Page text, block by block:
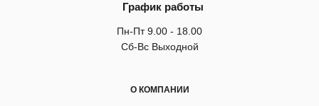
График работы
Пн-Пт 9.00 - 18.00
Сб-Вс Выходной
О КОМПАНИИ